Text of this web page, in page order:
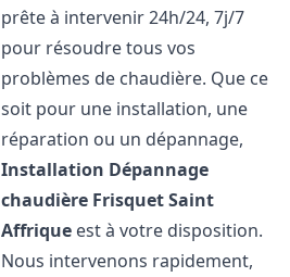
prête à intervenir 24h/24, 7j/7
pour résoudre tous vos
problèmes de chaudière. Que ce
soit pour une installation, une
réparation ou un dépannage,
Installation Dépannage
chaudière FrisquetSaint
Affrique est à votre disposition.
Nous intervenons rapidement,